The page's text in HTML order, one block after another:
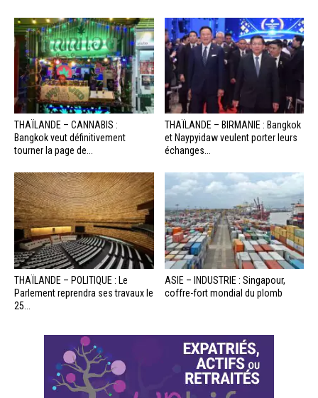
THAÏLANDE – CANNABIS :
Bangkok veut définitivement
tourner la page de...
THAÏLANDE – BIRMANIE : Bangkok
et Naypyidaw veulent porter leurs
échanges...
THAÏLANDE – POLITIQUE : Le
Parlement reprendra ses travaux le
25...
ASIE – INDUSTRIE : Singapour,
coffre-fort mondial du plomb